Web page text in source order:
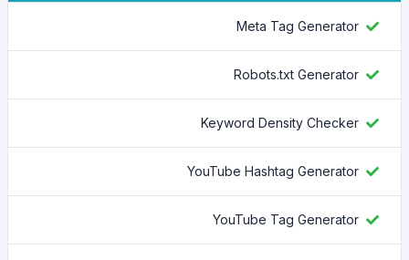
Meta Tag Generator
Robots.txt Generator
Keyword Density Checker
YouTube Hashtag Generator
YouTube Tag Generator